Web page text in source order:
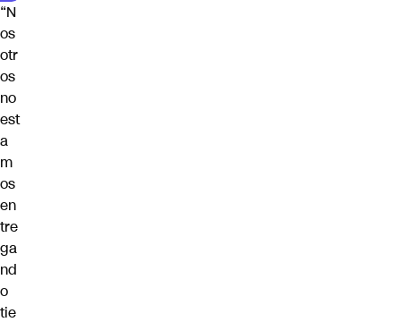
“N
os
otr
os
no
est
a
m
os
en
tre
ga
nd
o
tie